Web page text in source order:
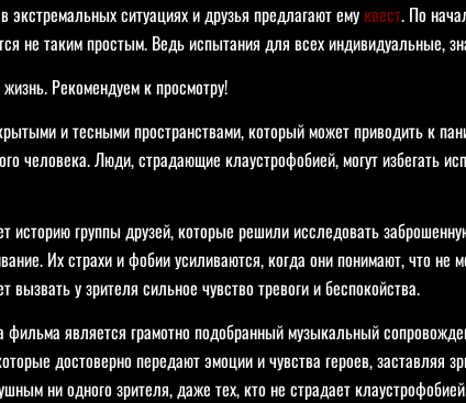
экстремальных ситуациях и друзья предлагают ему квест. По
не таким простым. Ведь испытания для всех индивидуальные,
Рекомендуем к просмотру!
и тесными пространствами, который может приводить к
человека. Люди, страдающие клаустрофобией, могут избегать
группы друзей, которые решили исследовать
Их страхи и фобии усиливаются, когда они понимают, что
вызвать у зрителя сильное чувство тревоги и беспокойства.
является грамотно подобранный музыкальный
достоверно передают эмоции и чувства героев, заставляя
ни одного зрителя, даже тех, кто не страдает